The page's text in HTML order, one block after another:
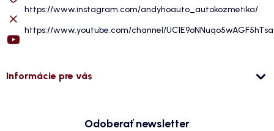
https://www.instagram.com/andyhoauto_autokozmetika/
https://www.youtube.com/channel/
Informácie pre vás
Odoberať newsletter